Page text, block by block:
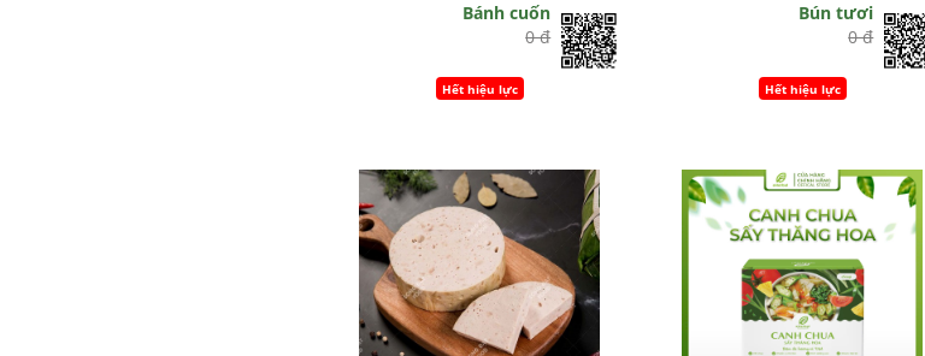
Bánh cuốn
0 đ
Hết hiệu lực
Bún tươi
0 đ
Hết hiệu lực